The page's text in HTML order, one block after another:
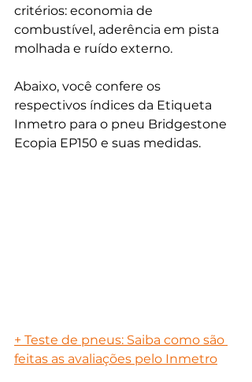
critérios: economia de
combustível, aderência em pista
molhada e ruído externo.
Abaixo, você confere os
respectivos índices da Etiqueta
Inmetro para o pneu Bridgestone
Ecopia EP150 e suas medidas.
+ Teste de pneus: Saiba como são
feitas as avaliações pelo Inmetro